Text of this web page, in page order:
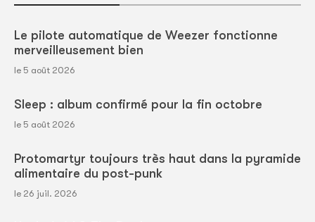
Le pilote automatique de Weezer fonctionne
merveilleusement bien
le 5 août 2026
Sleep : album confirmé pour la fin octobre
le 5 août 2026
Protomartyr toujours très haut dans la pyramide
alimentaire du post-punk
le 26 juil. 2026